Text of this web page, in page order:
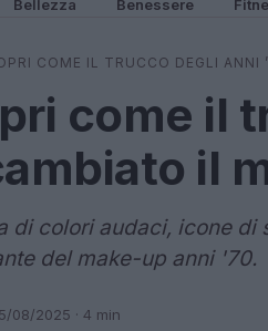
Bellezza Benessere
COME IL TRUCCO DEGLI
come il
il
di colori audaci, icone
del make-up anni '70.
08/2025 · 4 min